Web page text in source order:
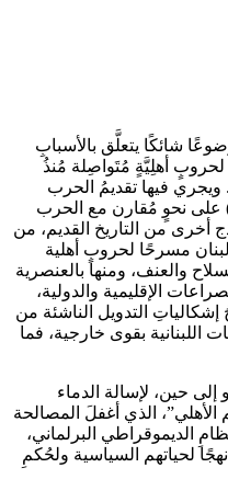
شائكًا يتعلَّق بالأسبابِ
أهلِيَّةٍ مُتَواصِلة مُنذُ
ويجري فيها تقديمُ الحرب
اللبنانية الأخيرة (1975 – 1990) على نحوٍ مُقارن مع الحرب
(1936 – 1939)، ونماذج أخرى من التاريخ القديم، من
مسرحًا لحروبٍ أهلية
والعنف، ومنها بالعنصرية
الإقليمية والدولية،
التدويل الناشئة من
اللبنانية بقوى خارجية، فما
إلى حين، لإسالة الدماء
الذي أغفلَ المصالحة
الديموقراطي البرلماني،
نهجًا لحياتهم السياسية ولحُكمِ